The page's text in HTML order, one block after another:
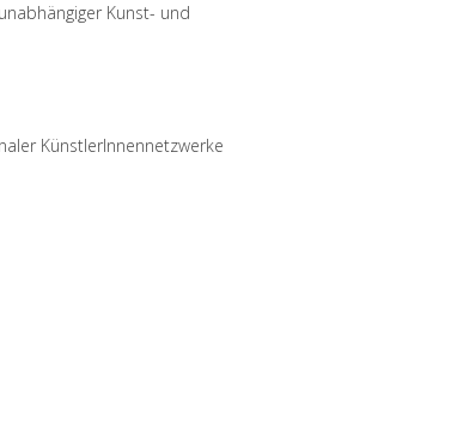
Kunst- und
KünstlerInnennetzwerke